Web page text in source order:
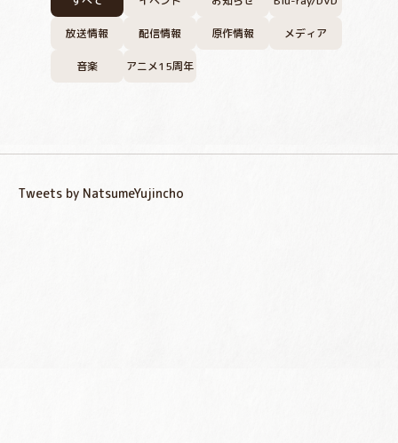
放送情報 配信情報 原作情報 メディア
音楽 アニメ15周年
Tweets by NatsumeYujincho